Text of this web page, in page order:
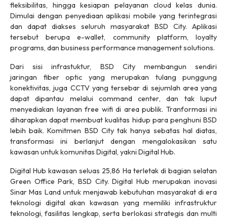
fleksibilitas, hingga kesiapan pelayanan cloudkelas dunia.
Dimulai dengan penyediaan aplikasimobile yang terintegrasi
dan dapat diakses seluruh masyarakat BSD City. Aplikasi
tersebut berupae-wallet, community platform, loyalty
programs, dan business performance management solutions.
Dari sisi infrastuktur, BSD City membangun sendiri
jaringan fiber optic yang merupakan tulang punggung
konektivitas, juga CCTV yang tersebar di sejumlah area yang
dapat dipantau melalui command center, dan tak luput
menyediakan layanan free wifi di area publik. Tranformasi ini
diharapkan dapat membuat kualitas hidup para penghuni BSD
lebih baik. Komitmen BSD City tak hanya sebatas hal diatas,
transformasi ini berlanjut dengan mengalokasikan satu
kawasan untuk komunitas Digital, yakni Digital Hub.
Digital Hub kawasan seluas 25,86 Ha terletak di bagian selatan
Green Office Park, BSD City. Digital Hub merupakan inovasi
Sinar Mas Land untuk menjawab kebutuhan masyarakat di era
teknologi digital akan kawasan yang memiliki infrastruktur
teknologi, fasilitas lengkap, serta berlokasi strategis dan multi